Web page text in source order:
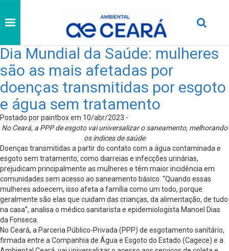
Dia Mundial da Saúde: mulheres
são as mais afetadas por
doenças transmitidas por esgoto
e água sem tratamento
Postado por paintbox em 10/abr/2023 -
No Ceará, a PPP de esgoto vai universalizar o saneamento, melhorando
os índices de saúde
Doenças transmitidas a partir do contato com a água contaminada e
esgoto sem tratamento, como diarreias e infecções urinárias,
prejudicam principalmente as mulheres e têm maior incidência em
comunidades sem acesso ao saneamento básico. “Quando essas
mulheres adoecem, isso afeta a família como um todo, porque
geralmente são elas que cuidam das crianças, da alimentação, de tudo
na casa”, analisa o médico sanitarista e epidemiologista Manoel Dias
da Fonseca.
No Ceará, a Parceria Público-Privada (PPP) de esgotamento sanitário,
firmada entre a Companhia de Água e Esgoto do Estado (Cagece) e a